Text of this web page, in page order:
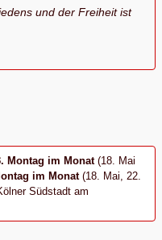
und der Freiheit ist
Montag im Monat(18. Mai
im Monat(18. Mai, 22.
Südstadt am